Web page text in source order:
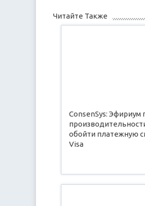
Читайте Также
ConsenSys: Эфириум
обойти платежную
Visa